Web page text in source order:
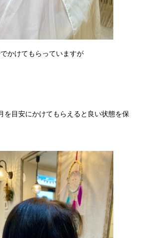
かけてもらっていますが
を目安にかけてもらえると良い状態を保